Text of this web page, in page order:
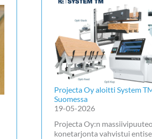
Projecta Oy aloitti System
Suomessa
19-05-2026
Projecta Oy:n
konetarjonta vahvistui